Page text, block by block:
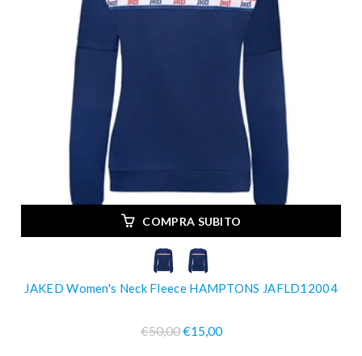
COMPRA SUBITO
JAKED Women's Neck Fleece HAMPTONS JAFLD12004
€50,00€15,00